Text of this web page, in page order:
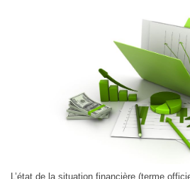
L’état de la situation financière (terme